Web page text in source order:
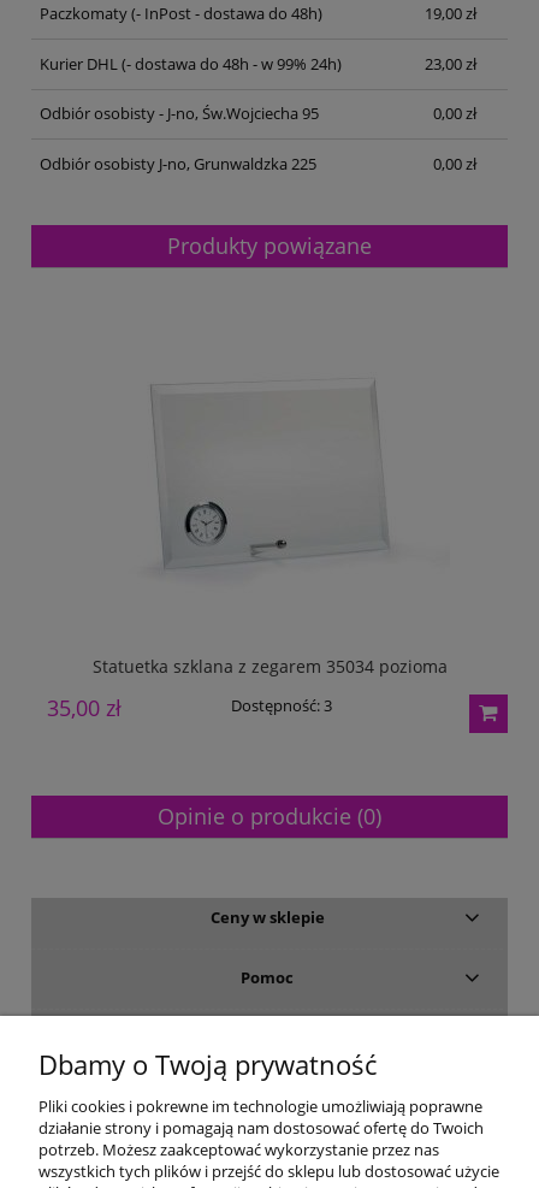
Paczkomaty(- InPost - dostawa do 48h) 19,00 zł
Kurier DHL(- dostawa do 48h - w 99% 24h) 23,00 zł
Odbiór osobisty - J-no, Św.Wojciecha 95 0,00 zł
Odbiór osobisty J-no, Grunwaldzka 225 0,00 zł
Produkty powiązane
Statuetka szklana z zegarem 35034 pozioma
35,00 zł Dostępność: 3
Opinie o produkcie (0)
Ceny w sklepie
Pomoc
Moje konto
Gwarancja i zwroty
Dbamy o Twoją prywatność
Pliki cookies i pokrewne im technologie umożliwiają poprawne
działanie strony i pomagają nam dostosować ofertę do Twoich
potrzeb. Możesz zaakceptować wykorzystanie przez nas
wszystkich tych plików i przejść do sklepu lub dostosować użycie